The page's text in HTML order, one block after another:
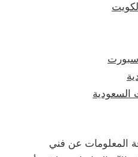
سبورت
السعودية
المعلومات عن فني